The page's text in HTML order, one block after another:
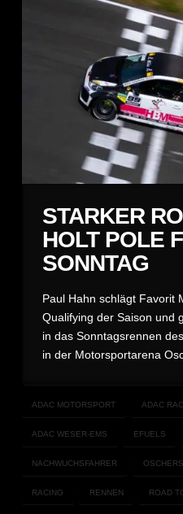
STARKER
HOLT POLE
SONNTAG
Paul Hahn schlägt Favorit
Qualifying der Saison und
in das Sonntagsrennen
in der Motorsportarena
ADAC MOTORSPORT ADAC
ADAC WESER-EMS EFUELS
NACHWUCHSFAHRER
RACING RENNEN ROAD